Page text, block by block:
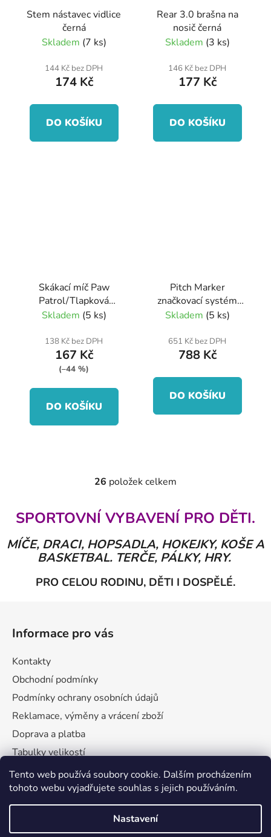
Tento web používá soubory cookie. Dalším procházením
tohoto webu vyjadřujete souhlas s jejich používáním.
Nastavení
Stem nástavec vidlice
černá
Skladem (7 ks)
144 Kč bez DPH
174 Kč
DO KOŠÍKU
Rear 3.0 brašna na
nosič černá
Skladem (3 ks)
146 Kč bez DPH
177 Kč
DO KOŠÍKU
Skákací míč Paw
Patrol/Tlapková
Patrola 45-50 cm
Skladem (5 ks)
138 Kč bez DPH
167 Kč
(–44 %)
DO KOŠÍKU
Pitch Marker
značkovací systém
bílá
Skladem (5 ks)
651 Kč bez DPH
788 Kč
DO KOŠÍKU
O
l
á
d
a
c
í
i
s
26 položek celkem
SPORTOVNÍ VYBAVENÍ PRO DĚTI.
MÍČE, DRACI, HOPSADLA, HOKEJKY, KOŠE A
BASKETBAL. TERČE, PÁLKY, HRY.
PRO CELOU RODINU, DĚTI I DOSPĚLÉ.
Informace pro vás
Kontakty
Obchodní podmínky
Podmínky ochrany osobních údajů
Reklamace, výměny a vrácení zboží
Doprava a platba
Tabulky velikostí